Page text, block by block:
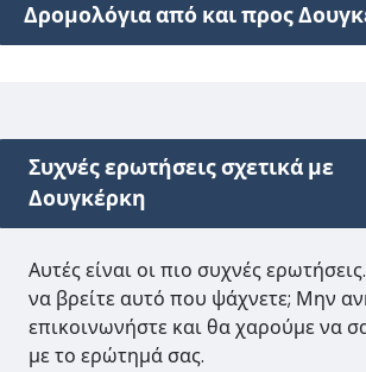
Δρομολόγια από και προς
Συχνές ερωτήσεις σχετικά με
Δουγκέρκη
Αυτές είναι οι πιο συχνές
να βρείτε αυτό που ψάχνετε; Μην
επικοινωνήστε και θα χαρούμε να
με το ερώτημά σας.